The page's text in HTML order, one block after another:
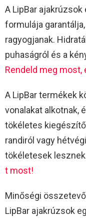
A LipBar
formulája
ragyogjanak.
puhaságról és a
Rendeld meg
A LipBar termékek
vonalakat alkotnak,
tökéletes
randiról vagy
tökéletesek
t most!
Minőségi
LipBar ajakrúzsok